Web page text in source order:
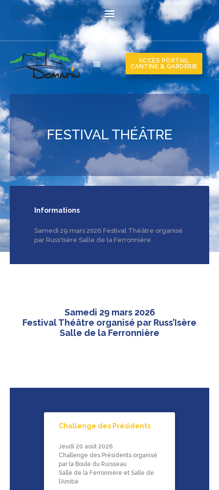
ACCÈS PORTAIL
CANTINE & GARDERIE
FESTIVAL THÉÂTRE
Informations
Samedi 29 mars 2026 Festival Théâtre organisé
par Russ'Isère Salle de la Ferronnière
Samedi 29 mars 2026
Festival Théâtre organisé par Russ’Isère
Salle de la Ferronnière
Challenge des Présidents
Jeudi 20 août 2026
Challenge des Présidents organisé
par la Boule du Ruisseau
Salle de la Ferronnière et Salle de
l’Amitié